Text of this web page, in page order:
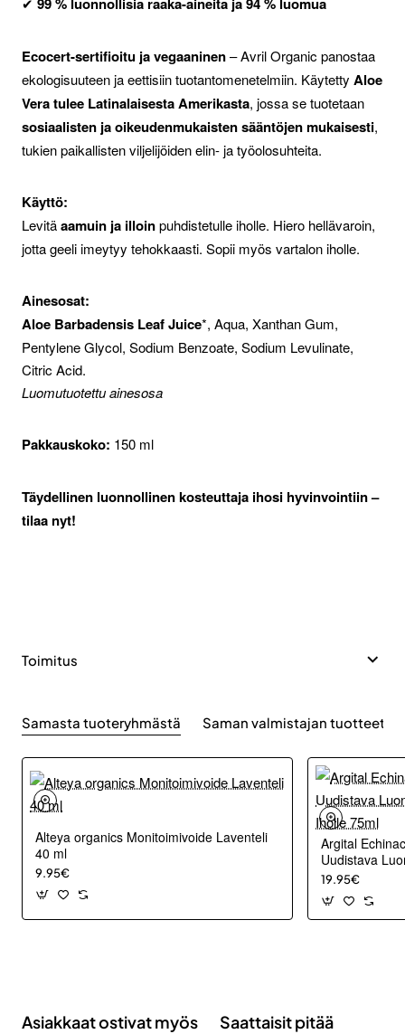
Ecocert-sertifioitu ja vegaaninen– Avril Organic panostaa
ekologisuuteen ja eettisiin tuotantomenetelmiin. Käytetty Aloe
Vera tulee Latinalaisesta Amerikasta, jossa se tuotetaan
sosiaalisten ja oikeudenmukaisten sääntöjen mukaisesti,
tukien paikallisten viljelijöiden elin- ja työolosuhteita.
Käyttö:
Levitäaamuin ja illoinpuhdistetulle iholle. Hiero hellävaroin,
jotta geeli imeytyy tehokkaasti. Sopii myös vartalon iholle.
Ainesosat:
Aloe Barbadensis Leaf Juice*, Aqua, Xanthan Gum,
Pentylene Glycol, Sodium Benzoate, Sodium Levulinate,
Citric Acid.
Luomutuotettu ainesosa
Pakkauskoko: 150 ml
Täydellinen luonnollinen kosteuttaja ihosi hyvinvointiin –
tilaa nyt!
Toimitus
Samasta tuoteryhmästä Saman valmistajan tuotteet
Alteya organics Monitoimivoide Laventeli
40 ml
9.95€
Argital
Uudistava
Iholle 75ml
19.95€
Asiakkaat ostivat myös Saattaisit pitää